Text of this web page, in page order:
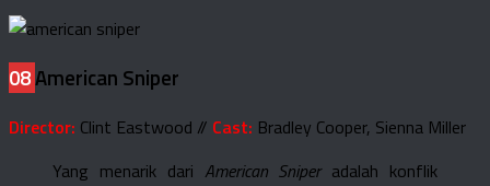
08American Sniper
Director: Clint Eastwood // Cast: Bradley Cooper, Sienna Miller
Yang menarik dari American Sniperadalah konflik